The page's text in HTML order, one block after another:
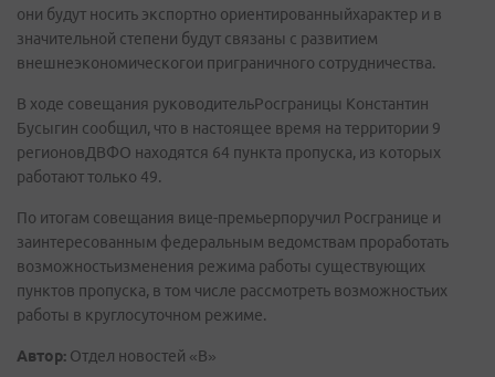
они будут носить экспортно ориентированныйхарактер и в
значительной степени будут связаны с развитием
внешнеэкономическогои приграничного сотрудничества.
В ходе совещания руководительРосграницы Константин
Бусыгин сообщил, что в настоящее время на территории 9
регионовДВФО находятся 64 пункта пропуска, из которых
работают только 49.
По итогам совещания вице-премьерпоручил Росгранице и
заинтересованным федеральным ведомствам проработать
возможностьизменения режима работы существующих
пунктов пропуска, в том числе рассмотреть возможностьих
работы в круглосуточном режиме.
Автор: Отдел новостей «В»